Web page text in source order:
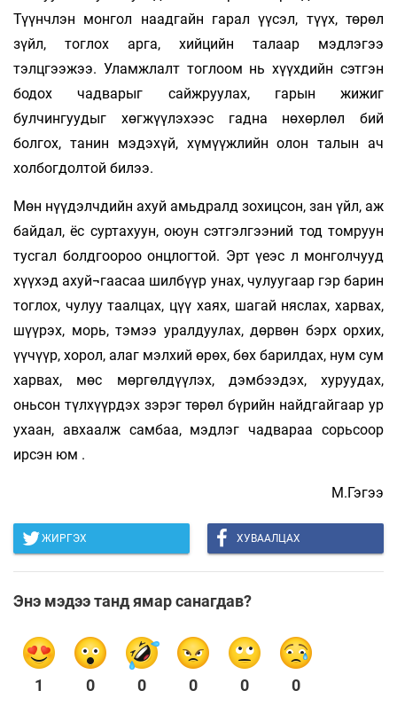
Түүнчлэн монгол наадгайн гарал үүсэл, түүх, төрөл
зүйл, тоглох арга, хийцийн талаар мэдлэгээ
тэлцгээжээ. Уламжлалт тоглоом нь хүүхдийн сэтгэн
бодох чадварыг сайжруулах, гарын жижиг
булчингуудыг хөгжүүлэхээс гадна нөхөрлөл бий
болгох, танин мэдэхүй, хүмүүжлийн олон талын ач
холбогдолтой билээ.
Мөн нүүдэлчдийн ахуй амьдралд зохицсон, зан үйл, аж
байдал, ёс суртахуун, оюун сэтгэлгээний тод томруун
тусгал болдгоороо онцлогтой. Эрт үеэс л монголчууд
хүүхэд ахуй¬гаасаа шилбүүр унах, чулуугаар гэр барин
тоглох, чулуу таалцах, цүү хаях, шагай няслах, харвах,
шүүрэх, морь, тэмээ уралдуулах, дөрвөн бэрх орхих,
үүчүүр, хорол, алаг мэлхий өрөх, бөх барилдах, нум сум
харвах, мөс мөргөлдүүлэх, дэмбээдэх, хуруудах,
оньсон түлхүүрдэх зэрэг төрөл бүрийн найдгайгаар ур
ухаан, авхаалж самбаа, мэдлэг чадвараа сорьсоор
ирсэн юм .
М.Гэгээ
ЖИРГЭХ ХУВААЛЦАХ
Энэ мэдээ танд ямар санагдав?
1 0 0 0 0 0